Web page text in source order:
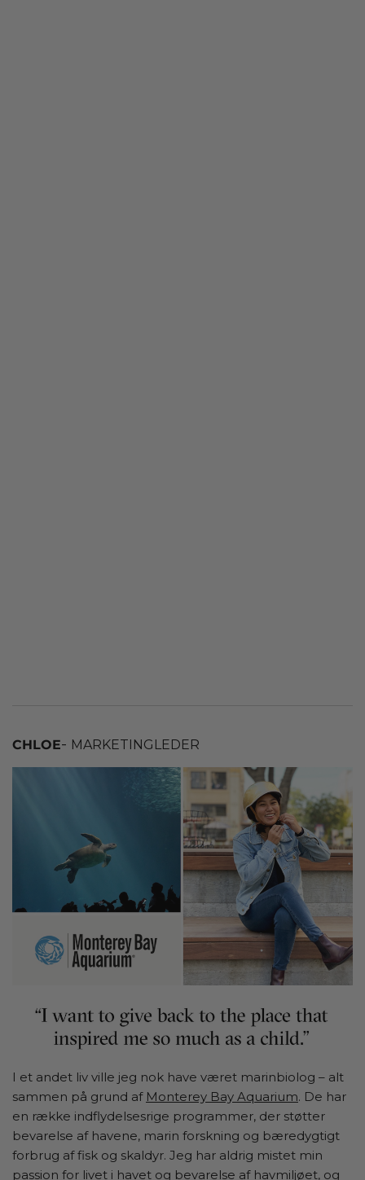
CHLOE- MARKETINGLEDER
I et andet liv ville jeg nok have været marinbiolog – alt
sammen på grund af Monterey Bay Aquarium. De har
en række indflydelsesrige programmer, der støtter
bevarelse af havene, marin forskning og bæredygtigt
forbrug af fisk og skaldyr. Jeg har aldrig mistet min
passion for livet i havet og bevarelse af havmiljøet, og